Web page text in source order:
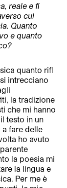
reale e fi
cui
Quanto
e quanto
quanto rifl
intrecciano
la tradizione
che mi hanno
testo in un
fare delle
ho avuto
la poesia mi
la lingua e
Per me è